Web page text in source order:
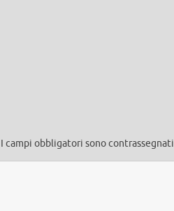
I campi obbligatori sono contrassegnati